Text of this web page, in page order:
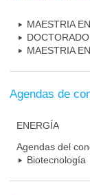
MAESTRIA
MAESTRIA
Agendas de
ENERGÍA
Agendas del
Biotecnología